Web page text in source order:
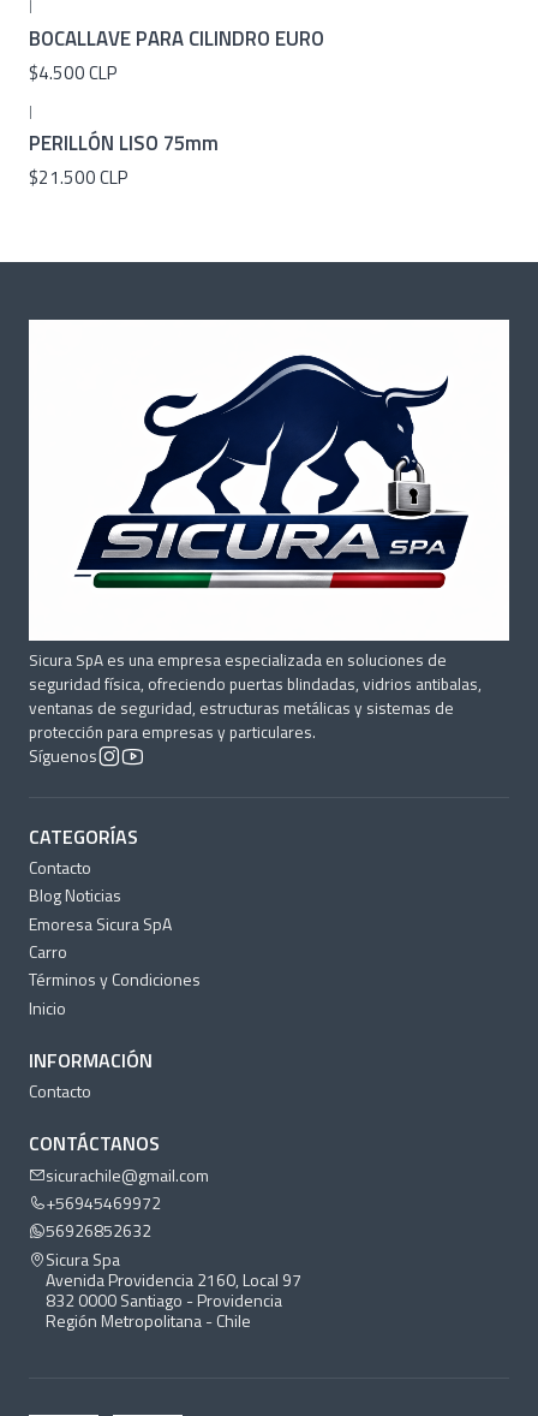
|
BOCALLAVE PARA CILINDRO EURO
$4.500 CLP
|
PERILLÓN LISO 75mm
$21.500 CLP
Sicura SpA es una empresa especializada en soluciones de
seguridad física, ofreciendo puertas blindadas, vidrios antibalas,
ventanas de seguridad, estructuras metálicas y sistemas de
protección para empresas y particulares.
Síguenos
CATEGORÍAS
Contacto
Blog Noticias
Emoresa Sicura SpA
Carro
Términos y Condiciones
Inicio
INFORMACIÓN
Contacto
CONTÁCTANOS
sicurachile@gmail.com
+56945469972
56926852632
Sicura Spa
Avenida Providencia 2160, Local 97
832 0000 Santiago - Providencia
Región Metropolitana - Chile